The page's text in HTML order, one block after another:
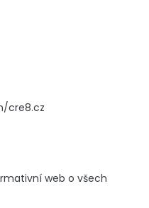
cre8.cz
web o všech